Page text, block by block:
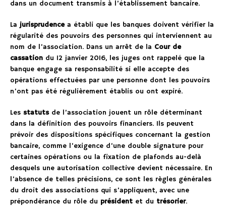
dans un document transmis à l’établissement bancaire.
Lajurisprudencea établi que les banques doivent vérifier la
régularité des pouvoirs des personnes qui interviennent au
nom de l’association. Dans un arrêt de la Cour de
cassation du 12 janvier 2016, les juges ont rappelé que la
banque engage sa responsabilité si elle accepte des
opérations effectuées par une personne dont les pouvoirs
n’ont pas été régulièrement établis ou ont expiré.
Les statutsde l’association jouent un rôle déterminant
dans la définition des pouvoirs financiers. Ils peuvent
prévoir des dispositions spécifiques concernant la gestion
bancaire, comme l’exigence d’une double signature pour
certaines opérations ou la fixation de plafonds au-delà
desquels une autorisation collective devient nécessaire. En
l’absence de telles précisions, ce sont les règles générales
du droit des associations qui s’appliquent, avec une
prépondérance du rôle du président et du trésorier.